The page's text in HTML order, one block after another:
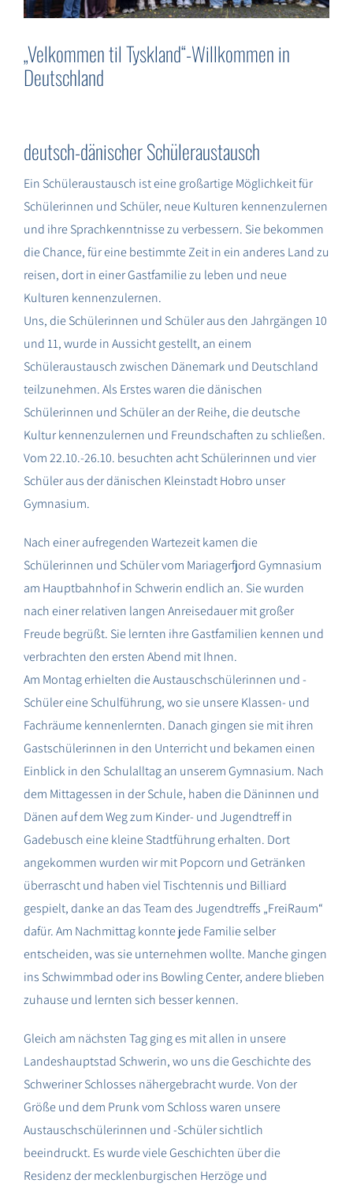
SUCHE
NACH:
„Velkommen til Tyskland“-Willkommen in
Deutschland
deutsch-dänischer Schüleraustausch
Ein Schüleraustausch ist eine großartige Möglichkeit für
Schülerinnen und Schüler, neue Kulturen kennenzulernen
und ihre Sprachkenntnisse zu verbessern. Sie bekommen
die Chance, für eine bestimmte Zeit in ein anderes Land zu
reisen, dort in einer Gastfamilie zu leben und neue
Kulturen kennenzulernen.
Uns, die Schülerinnen und Schüler aus den Jahrgängen 10
und 11, wurde in Aussicht gestellt, an einem
Schüleraustausch zwischen Dänemark und Deutschland
teilzunehmen.Als Erstes waren die dänischen
Schülerinnen und Schüler an der Reihe, die deutsche
Kultur kennenzulernen und Freundschaften zu schließen.
Vom 22.10.-26.10. besuchten acht Schülerinnen und vier
Schüler aus der dänischen Kleinstadt Hobro unser
Gymnasium.
Nach einer aufregenden Wartezeit kamen die
Schülerinnen und Schüler vom Mariagerfjord Gymnasium
am Hauptbahnhof in Schwerin endlich an. Sie wurden
nach einer relativen langen Anreisedauer mit großer
Freude begrüßt. Sie lernten ihre Gastfamilien kennen und
verbrachten den ersten Abend mit Ihnen.
Am Montag erhielten die Austauschschülerinnen und -
Schüler eine Schulführung, wo sie unsere Klassen- und
Fachräume kennenlernten. Danach gingen sie mit ihren
Gastschülerinnen in den Unterricht und bekamen einen
Einblick in den Schulalltag an unserem Gymnasium. Nach
dem Mittagessen in der Schule, haben die Däninnen und
Dänen auf dem Weg zum Kinder- und Jugendtreff in
Gadebusch eine kleine Stadtführung erhalten. Dort
angekommen wurden wir mit Popcorn und Getränken
überrascht und haben viel Tischtennis und Billiard
gespielt, danke an das Team des Jugendtreffs „FreiRaum“
dafür. Am Nachmittag konnte jede Familie selber
entscheiden, was sie unternehmen wollte. Manche gingen
ins Schwimmbad oder ins Bowling Center, andere blieben
zuhause und lernten sich besser kennen.
Gleich am nächsten Tag ging es mit allen in unsere
Landeshauptstad Schwerin, wo uns die Geschichte des
Schweriner Schlosses nähergebracht wurde. Von der
Größe und dem Prunk vom Schloss waren unsere
Austauschschülerinnen und -Schüler sichtlich
beeindruckt. Es wurde viele Geschichten über die
Residenz der mecklenburgischen Herzöge und